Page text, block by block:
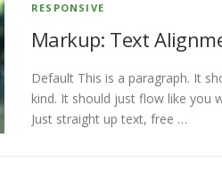
RESPONSIVE
Markup: Text
Default This is a paragraph. It
kind. It should just flow like you
Just straight up text, free …